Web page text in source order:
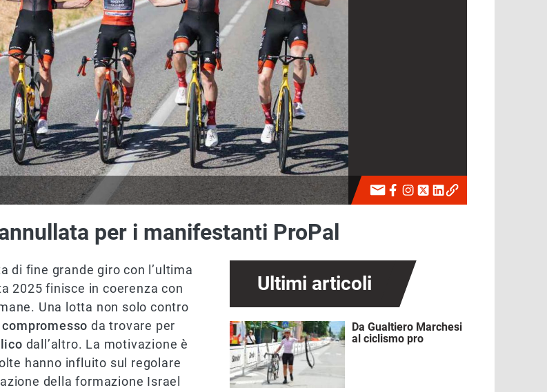
per i manifestanti ProPal
di fine grande giro con l’ultima
2025 finisce in coerenza con
Una lotta non solo contro
compromesso da trovare per
dall’altro. La motivazione è
hanno influito sul regolare
della formazione Israel
Ultimi articoli
Immagine
Da Gualtiero Marchesi
al ciclismo pro